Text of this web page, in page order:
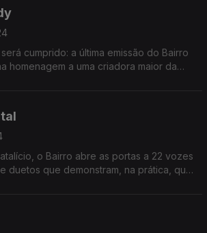
cumprido: a última emissão do Bairro
homenagem a uma criadora maior da
o Bairro abre as portas a 22 vozes
duetos que demonstram, na prática, que